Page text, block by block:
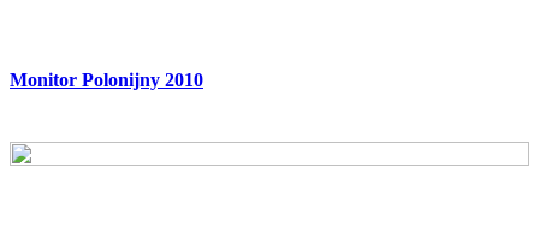
Monitor Polonijny 2010